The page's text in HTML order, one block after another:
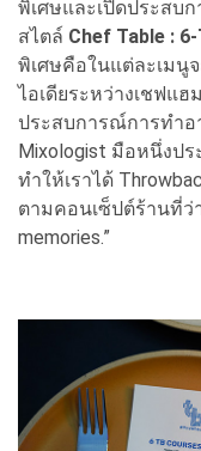
พิเศษและเปิดประสบ
สไตล์ Chef Table :
พิเศษคือในแต่ละเมนู
ไอเดียระหว่างเชฟแฮ
ประสบการณ์การทำ
Mixologist มือหนึ่งป
ทำให้เราได้
ตามคอนเซ็ปต์ร้านที่ว่
memories.”